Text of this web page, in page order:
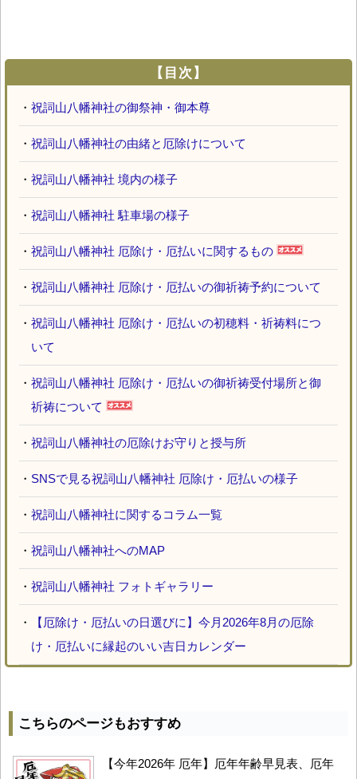
【目次】
・ 祝詞山八幡神社の御祭神・御本尊
・ 祝詞山八幡神社の由緒と厄除けについて
・ 祝詞山八幡神社 境内の様子
・ 祝詞山八幡神社 駐車場の様子
・ 祝詞山八幡神社 厄除け・厄払いに関するもの
・ 祝詞山八幡神社 厄除け・厄払いの御祈祷予約について
・ 祝詞山八幡神社 厄除け・厄払いの初穂料・祈祷料につ
いて
・ 祝詞山八幡神社 厄除け・厄払いの御祈祷受付場所と御
祈祷について
・ 祝詞山八幡神社の厄除けお守りと授与所
・ SNSで見る祝詞山八幡神社 厄除け・厄払いの様子
・ 祝詞山八幡神社に関するコラム一覧
・ 祝詞山八幡神社へのMAP
・ 祝詞山八幡神社 フォトギャラリー
・
【厄除け・厄払いの日選びに】今月2026年8月の厄除
け・厄払いに縁起のいい吉日カレンダー
こちらのページもおすすめ
【今年2026年 厄年】厄年年齢早見表、厄年